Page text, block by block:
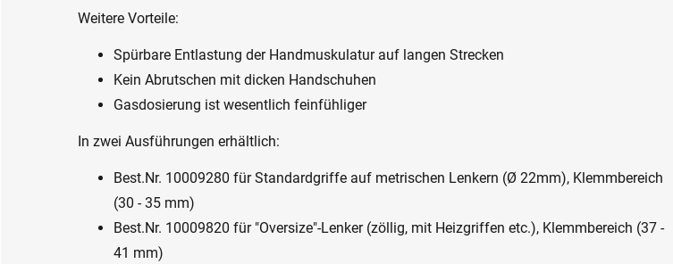
Weitere Vorteile:
Spürbare Entlastung der Handmuskulatur auf langen Strecken
Kein Abrutschen mit dicken Handschuhen
Gasdosierung ist wesentlich feinfühliger
In zwei Ausführungen erhältlich:
Best.Nr. 10009280 für Standardgriffe auf metrischen Lenkern (Ø 22mm), Klemmbereich
(30 - 35 mm)
Best.Nr. 10009820 für "Oversize"-Lenker (zöllig, mit Heizgriffen etc.), Klemmbereich (37 -
41 mm)